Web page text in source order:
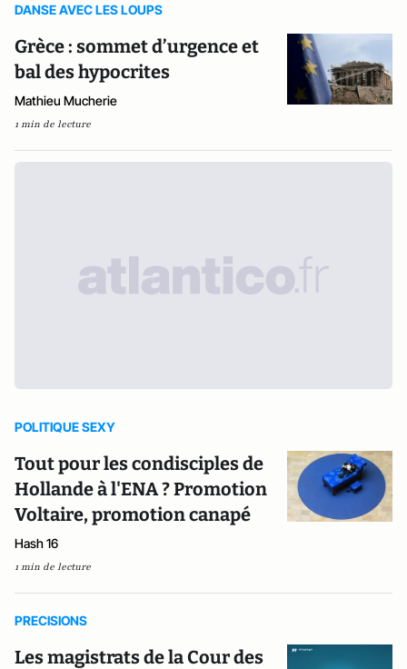
DANSE AVEC LES LOUPS
Grèce : sommet d’urgence et
bal des hypocrites
Mathieu Mucherie
1 min de lecture
POLITIQUE SEXY
Tout pour les condisciples de
Hollande à l'ENA ? Promotion
Voltaire, promotion canapé
Hash 16
1 min de lecture
PRECISIONS
Les magistrats de la Cour des